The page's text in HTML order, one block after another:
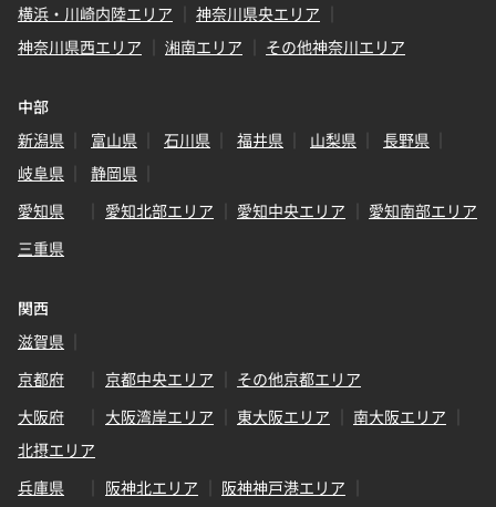
横浜・川崎内陸エリア
神奈川県央エリア
神奈川県西エリア
湘南エリア その他神奈川エリア
中部
新潟県
富山県 石川県 福井県 山梨県
長野県
岐阜県
静岡県
愛知県
愛知北部エリア 愛知中央エリア
愛知南部エリア
三重県
関西
滋賀県
京都府
京都中央エリア
その他京都エリア
大阪府
大阪湾岸エリア 東大阪エリア
南大阪エリア
北摂エリア
兵庫県
阪神北エリア
阪神神戸港エリア